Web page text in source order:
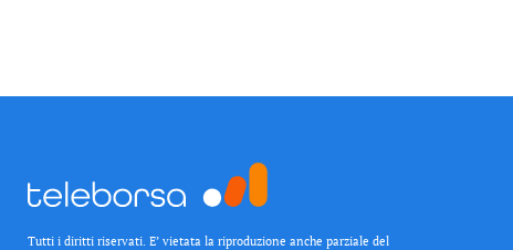
Tutti i diritti riservati. E’ vietata la riproduzione anche parziale del